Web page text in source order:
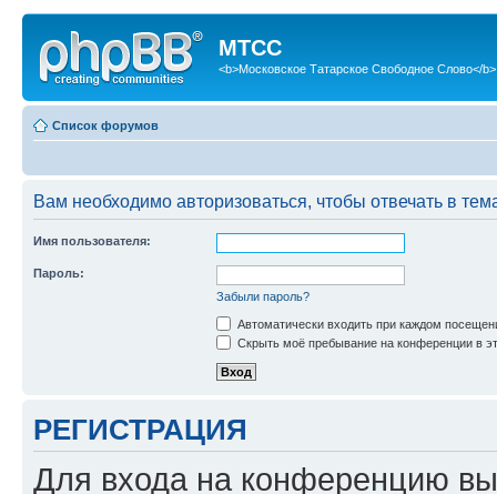
МТСС
<b>Московское Татарское Свободное Слово</b>
Список форумов
Вам необходимо авторизоваться, чтобы отвечать в
Имя пользователя:
Пароль:
Забыли пароль?
Автоматически входить при каждом
Скрыть моё пребывание на конференции в
РЕГИСТРАЦИЯ
Для входа на конференцию